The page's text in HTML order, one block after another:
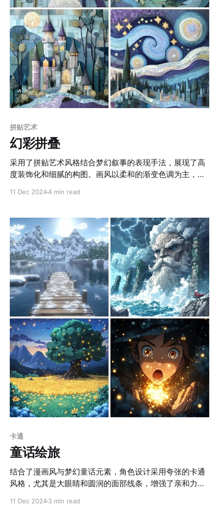
拼贴艺术
幻彩拼叠
采用了拼贴艺术风格结合梦幻叙事的表现手法，展现了高
度装饰化和细腻的构图。画风以柔和的渐变色调为主，蓝
平衡美感。画作通过精细的纹理、碎片化的结构以及光影
的细腻过渡，呈现出一种如童话般的梦幻质感。人物与场
景的融合非常紧密，尤其在人物构图中注重面部的柔和细
节与背景纹理的结合，突出了整体的叙事性与视觉吸引
力。这种风格既具有现代拼贴艺术的装饰特点，又带有古
典童话插画的情感张力，是一种高度视觉化的叙事语言。
应用场景 1. 童话插画：适用于儿童绘本或童话故事书的插
图，以其梦幻、细腻的风格吸引年轻读者并营造叙事氛
围。 2. 艺术展览：作为拼贴与装饰艺术的代表性作品，适
合用于画廊或博物馆的现代艺术主题展览，展示独特的视
觉语言。 3. 品牌视觉设计：适用于高端家居、手工艺品牌
的包装设计或广告宣传，传递精致与优雅的品牌形象。 4.
数字媒体背景：可用于高品质的网页设计、数字出版物或
应用程序的背景装饰，增强视觉美感和用户体验。 5. 动画
场景
11 Dec 20244 min read
卡通
童话绘旅
结合了漫画风与梦幻童话元素，角色设计采用夸张的卡通
风格，尤其是大眼睛和圆润的面部线条，增强了亲和力和
11 Dec 20243 min read